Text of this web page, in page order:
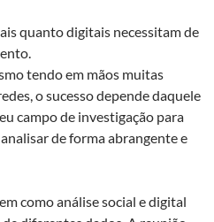
quanto digitais necessitam de
tendo em mãos muitas
o sucesso depende daquele
campo de investigação para
de forma abrangente e
como análise social e digital